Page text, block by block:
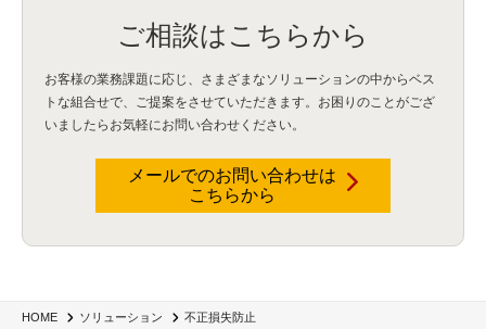
HOME ソリューション 不正損失防止
ご相談はこちらから
お客様の業務課題に応じ、さまざまなソリューションの中からベス
トな組合せで、
ご提案をさせていただきます。お困りのことがござ
いましたらお気軽にお問い合わせください。
メールでのお問い合わせは
こちらから